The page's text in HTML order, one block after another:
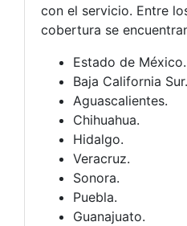
con el servicio. Entre
cobertura se
Estado de México.
Baja California Sur.
Aguascalientes.
Chihuahua.
Hidalgo.
Veracruz.
Sonora.
Puebla.
Guanajuato.